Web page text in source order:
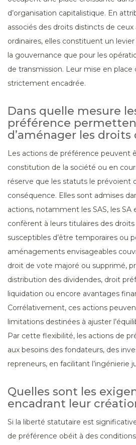
d’organisation capitalistique. En
associés des droits distincts de
ordinaires, elles constituent un
la gouvernance que pour les
de transmission. Leur mise en
strictement encadrée.
Dans quelle mesure
préférence
d’aménager les droits
Les actions de préférence peuvent
constitution de la société ou en
réserve que les statuts le prévoient
conséquence. Elles sont admises
actions, notamment les SAS, les SA
confèrent à leurs titulaires des droits
susceptibles d’être temporaires ou
aménagements envisageables
droit de vote majoré ou supprimé,
distribution des dividendes, droit
liquidation ou encore avantages
Corrélativement, ces actions
limitations destinées à ajuster
Par cette flexibilité, les actions de
aux besoins des fondateurs, des
repreneurs, en facilitant l’ingénierie
Quelles sont les
encadrant leur
Si la liberté statutaire est
de préférence obéit à des